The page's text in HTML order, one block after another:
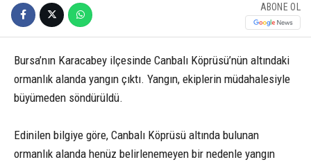
ABONE OL
Bursa’nın Karacabey ilçesinde Canbalı Köprüsü’nün altındaki
ormanlık alanda yangın çıktı. Yangın, ekiplerin müdahalesiyle
büyümeden söndürüldü.
Edinilen bilgiye göre, Canbalı Köprüsü altında bulunan
ormanlık alanda henüz belirlenemeyen bir nedenle yangın